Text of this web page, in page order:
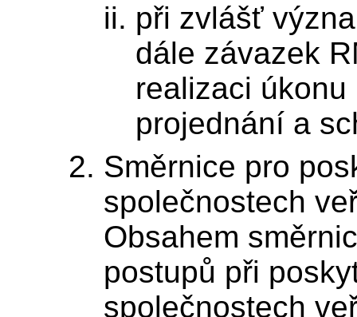
při zvlášť
dále závazek
realizaci
projednání a
Směrnice pro
společnostech
Obsahem
postupů při
společnostech